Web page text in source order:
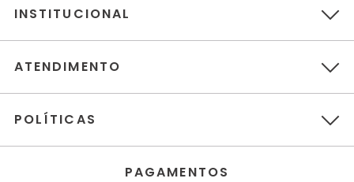
INSTITUCIONAL
ATENDIMENTO
POLÍTICAS
PAGAMENTOS